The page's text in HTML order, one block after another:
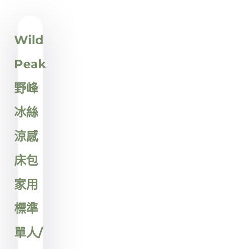
Wild
Peak
野峰
冰絲
涼感
床包
家用
標準
單人/
Slide
1